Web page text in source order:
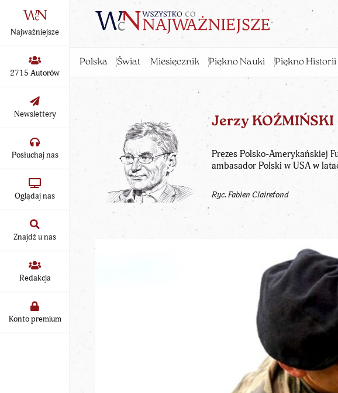
Polska Świat Miesięcznik Piękno Nauki Piękno Historii
Najważniejsze
2715 Autorów
Newslettery
Posłuchaj nas
Oglądaj nas
Znajdź u nas
Redakcja
Konto premium
Jerzy KOŹMIŃSKI
Prezes Polsko-Amerykańskiej
ambasador Polski w USA w
Ryc. Fabien Clairefond